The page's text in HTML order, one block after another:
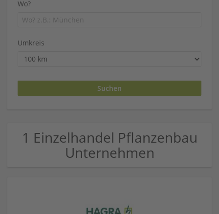
Wo?
Umkreis
1 Einzelhandel Pflanzenbau
Unternehmen